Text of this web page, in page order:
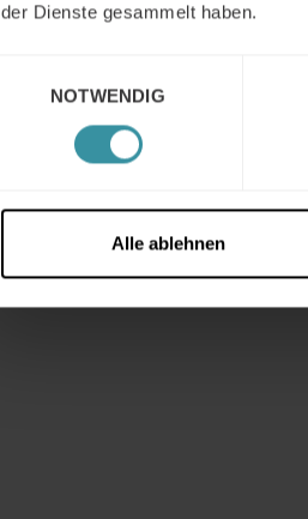
der Dienste gesammelt haben.
NOTWENDIG
Alle ablehnen